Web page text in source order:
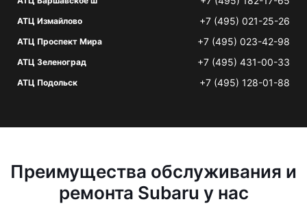
АТЦ Измайлово +7 (495) 021-25-26
АТЦ Проспект Мира +7 (495) 023-42-98
АТЦ Зеленоград +7 (495) 431-00-33
АТЦ Подольск +7 (495) 128-01-88
Преимущества обслуживания и
ремонта Subaru у нас